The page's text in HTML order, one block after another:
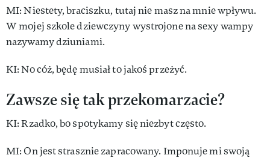
MI: Nie­ste­ty, bra­cisz­ku, tu­taj nie masz na mnie wpły­wu.
W mo­jej szko­le dziew­czy­ny wy­stro­jo­ne na se­xy wam­py
na­zy­wa­my dziu­nia­mi.
KI: No cóż, bę­dę mu­siał to ja­koś przeżyć.
Za­wsze się tak prze­ko­ma­rza­cie?
KI: Rzad­ko, bo spo­ty­ka­my się nie­zbyt czę­sto.
MI: On jest strasz­nie za­pra­co­wa­ny. Im­po­nu­je mi swo­ją